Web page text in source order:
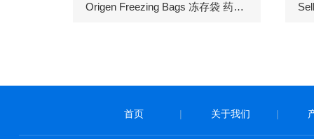
Origen Freezing Bags 冻存袋 药包材
首页 | 关于我们 |